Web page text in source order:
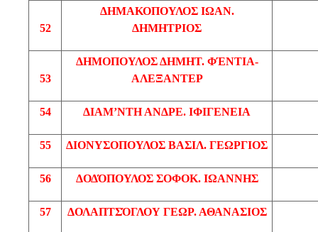
52
ΔΗΜΑΚΟΠΟΥΛΟΣ ΙΩΑΝ.
ΔΗΜΗΤΡΙΟΣ
53
ΔΗΜΟΠΟΥΛΟΣ ΔΗΜΗΤ. ΦΈΝΤΙΑ-
ΑΛΕΞΑΝΤΕΡ
54 ΔΙΑΜ’ΝΤΗΑΝΔΡΕ. ΙΦΙΓΕΝΕΙΑ
55 ΔΙΟΝΥΣΟΠΟΥΛΟΣ ΒΑΣΙΛ. ΓΕΩΡΓΙΟΣ
56 ΔΟΔΌΠΟΥΛΟΣ ΣΟΦΟΚ. ΙΩΑΝΝΗΣ
57 ΔΟΛΑΠΤΣΌΓΛΟΥ ΓΕΩΡ. ΑΘΑΝΑΣΙΟΣ